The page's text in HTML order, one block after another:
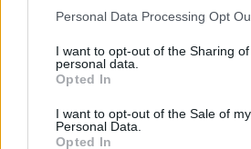
Personal Data Processing Opt
I want to opt-out of the Sharing
personal data.
Opted In
I want to opt-out of the Sale of my
Personal Data.
Opted In